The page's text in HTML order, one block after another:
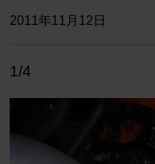
2011年11月12日
1/4